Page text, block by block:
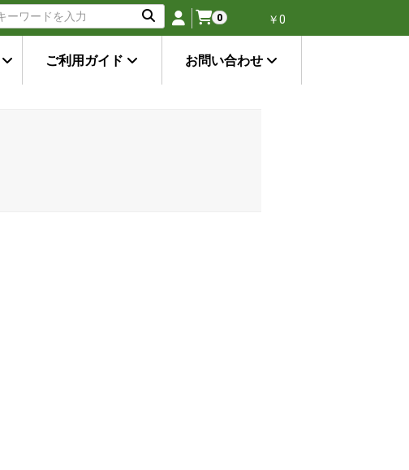
0 ￥0
ご利用ガイド お問い合わせ